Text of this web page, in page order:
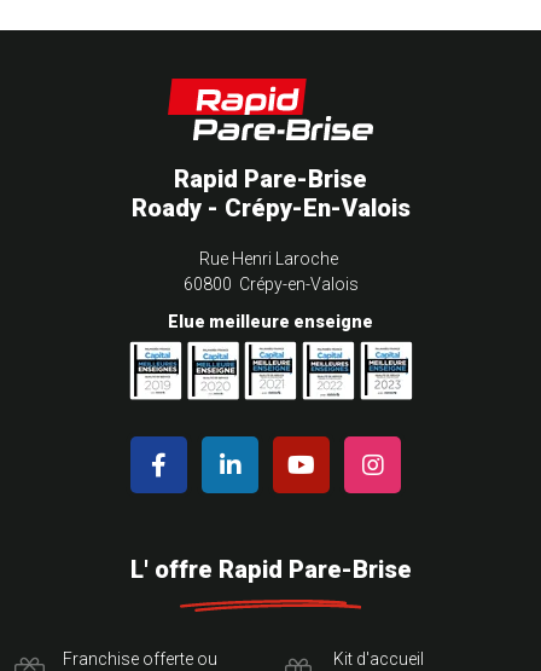
Rapid Pare-Brise
Roady - Crépy-En-Valois
Rue Henri Laroche
60800 Crépy-en-Valois
Elue meilleure enseigne
L' offre Rapid Pare-Brise
Franchise offerte ou
Kit d'accueil